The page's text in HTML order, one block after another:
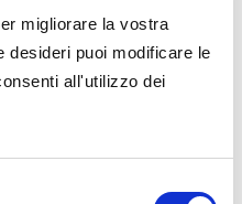
migliorare la vostra
desideri puoi modificare le
all'utilizzo dei
Giuseppe Li Rosi.
Est-Ovest.